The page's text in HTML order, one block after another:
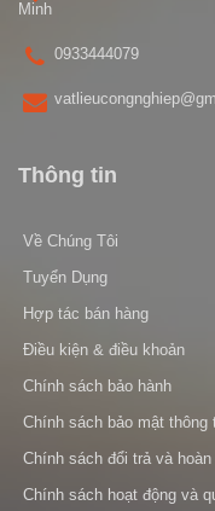
Minh
0933444079
Thông tin
Về Chúng Tôi
Tuyển Dụng
Hợp tác bán hàng
Điều kiện & điều khoản
Chính sách bảo hành
Chính sách bảo mật thông
Chính sách đổi trả và hoàn
Chính sách hoạt động và